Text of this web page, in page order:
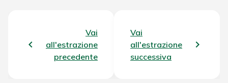
Vai
all'estrazione
precedente
Vai
all'estrazione
successiva